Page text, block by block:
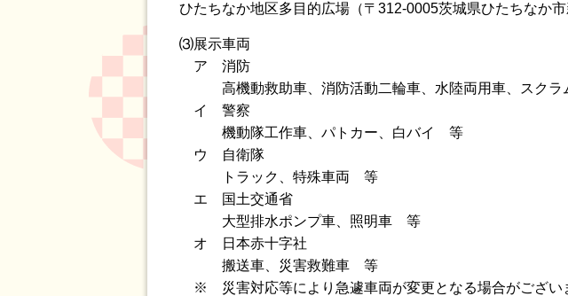
ひたちなか地区多目的広場（〒312-0005茨城県ひたちなか市
⑶展示車両
ア 消防
高機動救助車、消防活動二輪車、水陸両用車、スク
イ 警察
機動隊工作車、パトカー、白バイ 等
ウ 自衛隊
トラック、特殊車両 等
エ 国土交通省
大型排水ポンプ車、照明車 等
オ 日本赤十字社
搬送車、災害救難車 等
※ 災害対応等により急遽車両が変更となる場合がござい